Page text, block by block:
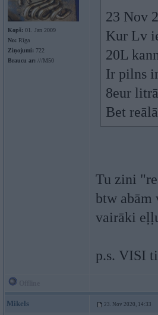
Kopš: 01. Jan 2009
No: Rīga
Ziņojumi: 722
Braucu ar: ///M50
23 Nov
Kur Lv
20L
Ir pilns
8eur
Bet
Tu zini
btw abām
vairāki
p.s. VISI
Mikels 23. Nov 2020, 14:33